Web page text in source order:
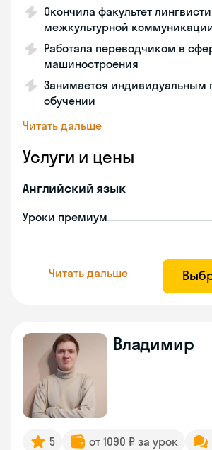
Окончила факультет
межкультурной
Работала переводчиком в
машиностроения
Занимается индивидуальным
обучении
Читать дальше
Услуги и цены
Английский язык
Уроки премиум
Читать дальше
Владимир
5 от 1090 ₽ за урок